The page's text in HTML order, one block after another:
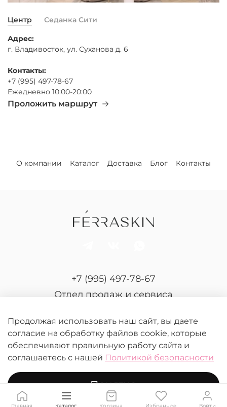
Центр Седанка Сити
Адрес:
г. Владивосток, ул. Суханова д. 6
Контакты:
+7 (995) 497-78-67
Ежедневно 10:00-20:00
Проложить маршрут
О компании Каталог Доставка Блог Контакты
+7 (995) 497-78-67
Отдел продаж и сервиса
© 2026 FERRASKIN.
Любое использование контента без письменного
разрешения запрещено
Продолжая использовать наш сайт, вы даете
согласие на обработку файлов cookie, которые
обеспечивают правильную работу сайта и
соглашаетесь с нашей Политикой безопасности
Понятно